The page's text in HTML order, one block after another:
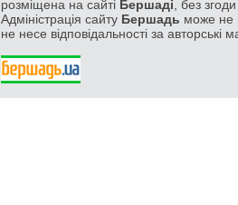
розміщена на сайті Бершаді , без
Адміністрація сайту Бершадь може не
не несе відповідальності за авторські